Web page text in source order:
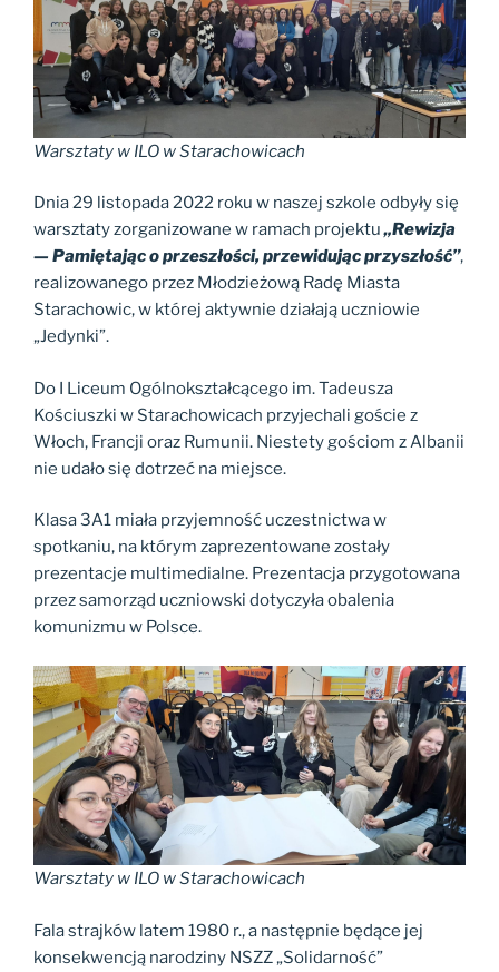
Warsztaty w ILO w Starachowicach
Dnia 29 listopada 2022 roku w naszej szkole odbyły się
warsztaty zorganizowane w ramach projektu„Rewizja
— Pamiętając o przeszłości, przewidując przyszłość”,
realizowanego przez Młodzieżową Radę Miasta
Starachowic, w której aktywnie działają uczniowie
„Jedynki”.
Do I Liceum Ogólnokształcącego im. Tadeusza
Kościuszki w Starachowicach przyjechali goście z
Włoch, Francji oraz Rumunii. Niestety gościom z Albanii
nie udało się dotrzeć na miejsce.
Klasa 3A1 miała przyjemność uczestnictwa w
spotkaniu, na którym zaprezentowane zostały
prezentacje multimedialne. Prezentacja przygotowana
przez samorząd uczniowski dotyczyła obalenia
komunizmu w Polsce.
Warsztaty w ILO w Starachowicach
Fala strajków latem 1980 r., a następnie będące jej
konsekwencją narodziny NSZZ „Solidarność”